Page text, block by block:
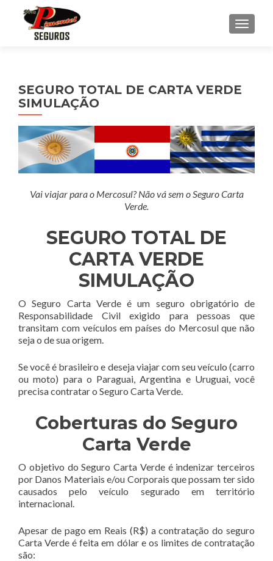
SEGURO TOTAL DE CARTA VERDE
SIMULAÇÃO
Vai viajar para o Mercosul? Não vá sem o Seguro Carta
Verde.
SEGURO TOTAL DE
CARTA VERDE
SIMULAÇÃO
O Seguro Carta Verde é um seguro obrigatório de
Responsabilidade Civil exigido para pessoas que
transitam com veículos em países do Mercosul que não
seja o de sua origem.
Se você é brasileiro e deseja viajar com seu veículo (carro
ou moto) para o Paraguai, Argentina e Uruguai, você
precisa contratar o Seguro Carta Verde.
Coberturas do Seguro
Carta Verde
O objetivo do Seguro Carta Verde é indenizar terceiros
por Danos Materiais e/ou Corporais que possam ter sido
causados pelo veículo segurado em território
internacional.
Apesar de pago em Reais (R$) a contratação do seguro
Carta Verde é feita em dólar e os limites de contratação
são: